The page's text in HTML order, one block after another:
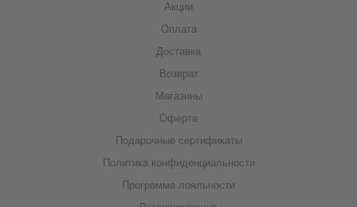
Акции
Оплата
Доставка
Возврат
Магазины
Оферта
Подарочные сертификаты
Политика конфиденциальности
Программа лояльности